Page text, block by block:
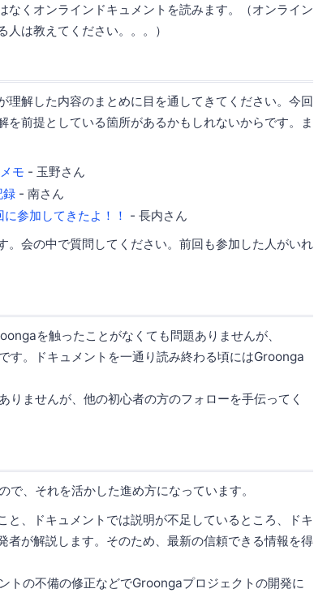
くオンラインドキュメントを読みます。（オンライン
は教えてください。。。）
解した内容のまとめに目を通してきてください。今回
前提としている箇所があるかもしれないからです。ま
モ - 玉野さん
録 - 南さん
参加してきたよ！！ - 長内さん
。会の中で質問してください。前回も参加した人がいれ
を触ったことがなくても問題ありませんが、
す。ドキュメントを一通り読み終わる頃にはGroonga
りませんが、他の初心者の方のフォローを手伝ってく
、それを活かした進め方になっています。
と、ドキュメントでは説明が不足しているところ、ドキ
者が解説します。そのため、最新の信頼できる情報を得
トの不備の修正などでGroongaプロジェクトの開発に